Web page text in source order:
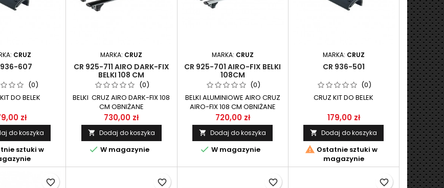
CRUZ
936-607
(0)
DO BELEK
zł
do koszyka
sztuki w
MARKA: CRUZ
CR 925-711 AIRO DARK-FIX
BELKI 108 CM
(0)
BELKI CRUZ AIRO DARK-FIX 108
CM OBNIŻANE
730,00 zł
 Dodaj do koszyka
 W magazynie
MARKA: CRUZ
CR 925-701 AIRO-FIX BELKI
108CM
(0)
BELKI ALUMINIOWE AIRO CRUZ
AIRO-FIX 108 CM OBNIŻANE
720,00 zł
 Dodaj do koszyka
 W magazynie
MARKA: CRUZ
CR 936-501
(0)
CRUZ KIT DO BELEK
179,00 zł
 Dodaj do koszyka
 Ostatnie sztuki w
magazynie
favorite_border favorite_border favorite_border favorite_border